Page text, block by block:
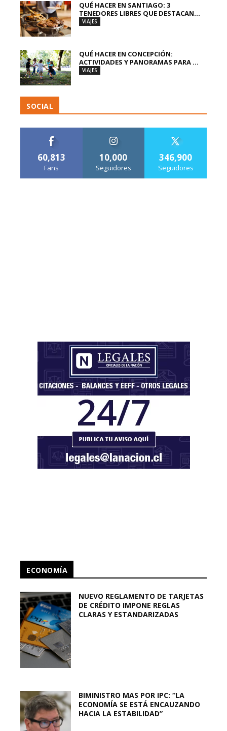
QUÉ HACER EN SANTIAGO: 3
TENEDORES LIBRES QUE DESTACAN...
VIAJES
QUÉ HACER EN CONCEPCIÓN:
ACTIVIDADES Y PANORAMAS PARA ...
VIAJES
SOCIAL
60,813
Fans
10,000
Seguidores
346,900
Seguidores
ECONOMÍA
NUEVO REGLAMENTO DE TARJETAS
DE CRÉDITO IMPONE REGLAS
CLARAS Y ESTANDARIZADAS
BIMINISTRO MAS POR IPC: “LA
ECONOMÍA SE ESTÁ ENCAUZANDO
HACIA LA ESTABILIDAD”